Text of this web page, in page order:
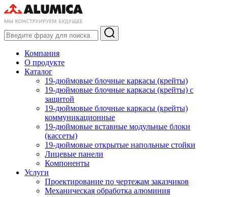
Компания
О продукте
Каталог
19-дюймовые блочные каркасы (крейты)
19-дюймовые блочные каркасы (крейты) с
защитой
19-дюймовые блочные каркасы (крейты)
коммуникационные
19-дюймовые вставные модульные блоки
(кассеты)
19-дюймовые открытые напольные стойки
Лицевые панели
Компоненты
Услуги
Проектирование по чертежам заказчиков
Механическая обработка алюминия